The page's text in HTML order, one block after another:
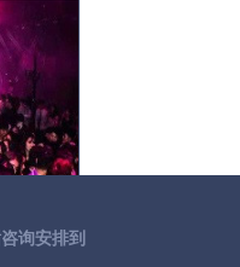
询安排到